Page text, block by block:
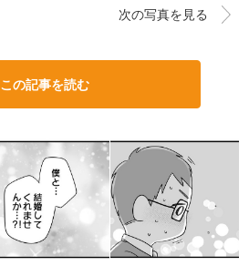
次の写真を見る
この記事を読む